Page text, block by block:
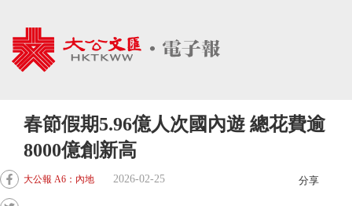
春節假期5.96億人次國內遊 總花費逾
8000億創新高
大公報 A6：內地 2026-02-25 分享